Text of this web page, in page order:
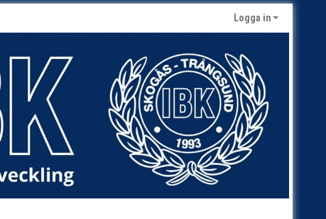
Logga in